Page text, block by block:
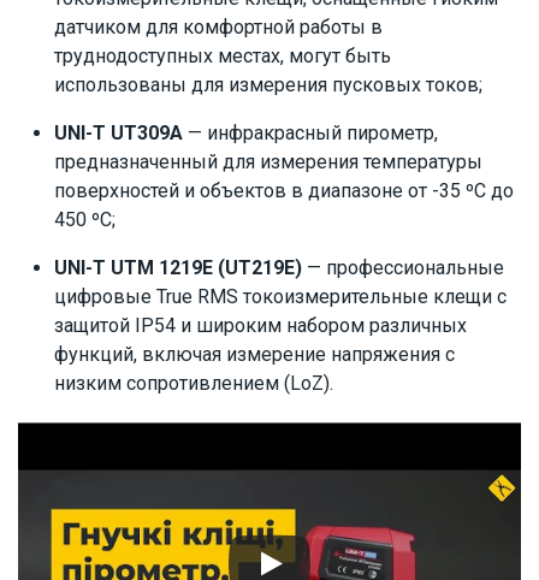
датчиком для комфортной работы в
труднодоступных местах, могут быть
использованы для измерения пусковых токов;
UNI-T UT309A — инфракрасный пирометр,
предназначенный для измерения температуры
поверхностей и объектов в диапазоне от -35 ºC до
450 ºC;
UNI-T UTM 1219E (UT219E) — профессиональные
цифровые True RMS токоизмерительные клещи с
защитой IP54 и широким набором различных
функций, включая измерение напряжения с
низким сопротивлением (LoZ).